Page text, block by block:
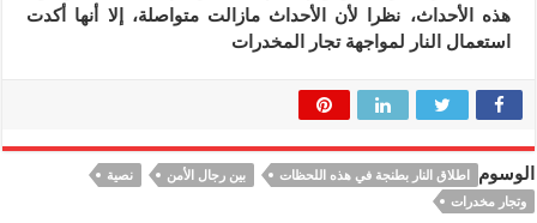
هذه الأحداث، نظرا لأن الأحداث مازالت متواصلة، إلا أنها أكدت
استعمال النار لمواجهة تجار المخدرات
الوسوم اطلاق النار بطنجة في هذه اللحظات بين رجال الأمن
نصية
وتجار مخدرات